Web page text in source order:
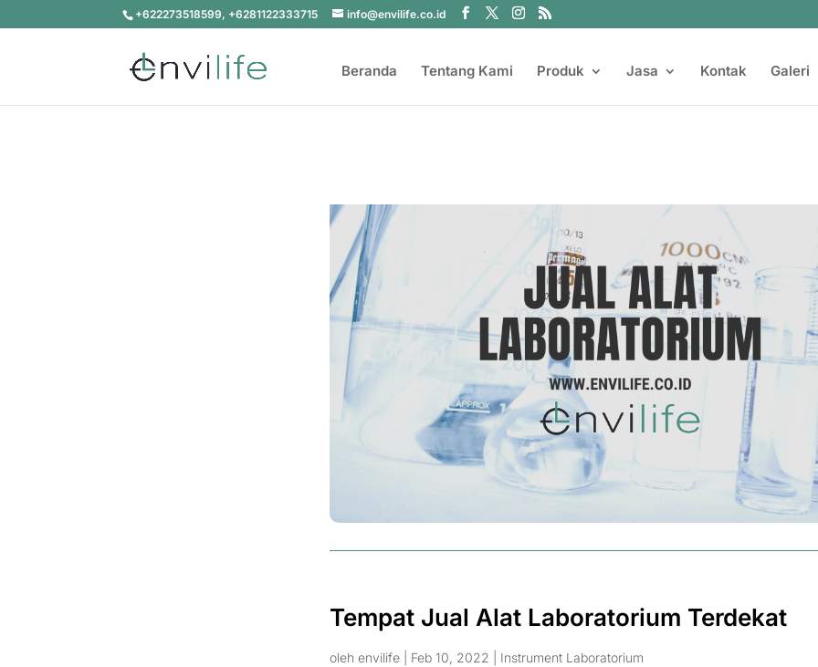
+622273518599, +6281122333715 info@envilife.co.id
Beranda Tentang Kami Produk Jasa Kontak Galeri
Tempat Jual Alat Laboratorium Terdekat
olehenvilife Feb 10, 2022 Instrument Laboratorium